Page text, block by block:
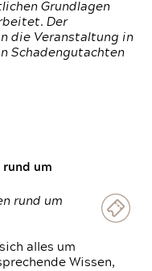
Grundlagen
Der
die Veranstaltung in
Schadengutachten
rund um
rund um
alles um
Wissen,